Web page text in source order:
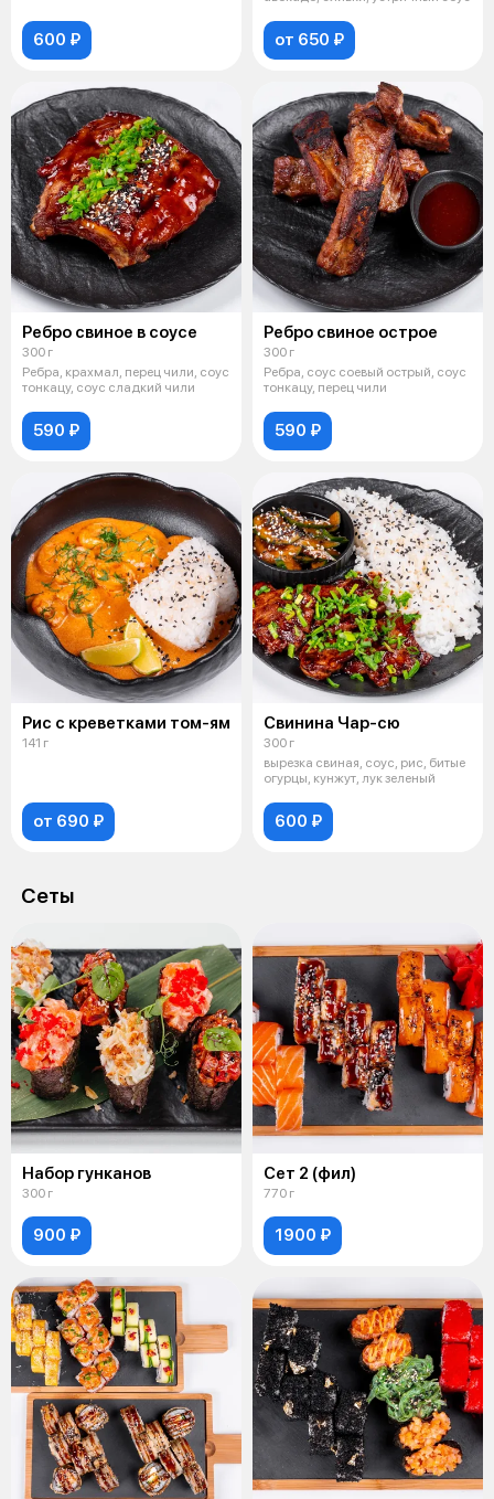
600 ₽ от 650 ₽
Ребро свиное в соусе
300 г
Ребра, крахмал, перец чили, соус
тонкацу, соус сладкий чили
590 ₽
Ребро свиное острое
300 г
Ребра, соус соевый острый, соус
тонкацу, перец чили
590 ₽
Рис с креветками том-ям
141 г
от 690 ₽
Свинина Чар-сю
300 г
вырезка свиная, соус, рис, битые
огурцы, кунжут, лук зеленый
600 ₽
Сеты
Набор гунканов
300 г
900 ₽
Сет 2 (фил)
770 г
1900 ₽